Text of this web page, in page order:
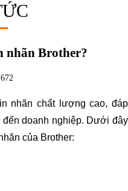
nhãn Brother?
nhãn chất lượng cao, đáp
doanh nghiệp. Dưới đây
của Brother: